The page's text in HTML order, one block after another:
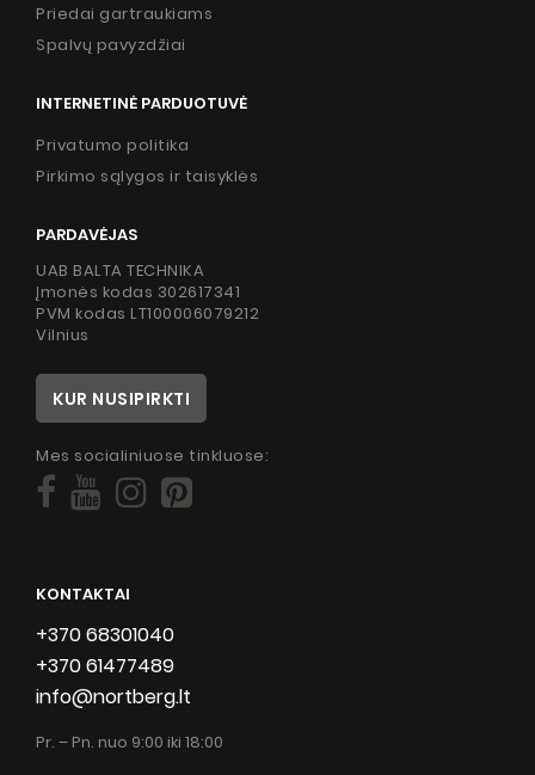
Priedai gartraukiams
Spalvų pavyzdžiai
INTERNETINĖ PARDUOTUVĖ
Privatumo politika
Pirkimo sąlygos ir taisyklės
PARDAVĖJAS
UAB BALTA TECHNIKA
Įmonės kodas 302617341
PVM kodas LT100006079212
Vilnius
KUR NUSIPIRKTI
Mes socialiniuose tinkluose:
KONTAKTAI
+370 68301040
+370 61477489
info@nortberg.lt
Pr. – Pn. nuo 9:00 iki 18:00